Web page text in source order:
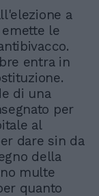
a
le
entra in
di una
per
al
dare sin da
della
multe
quanto